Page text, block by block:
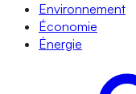
Environnement
Économie
Énergie